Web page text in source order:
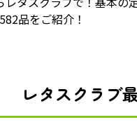
品をご紹介！
レタスクラブ